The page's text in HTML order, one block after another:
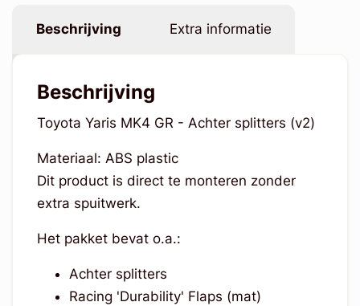
Beschrijving Extra informatie
Beschrijving
Toyota Yaris MK4 GR - Achter splitters (v2)
Materiaal: ABS plastic
Dit product is direct te monteren zonder
extra spuitwerk.
Het pakket bevat o.a.:
Achter splitters
Racing 'Durability' Flaps (mat)